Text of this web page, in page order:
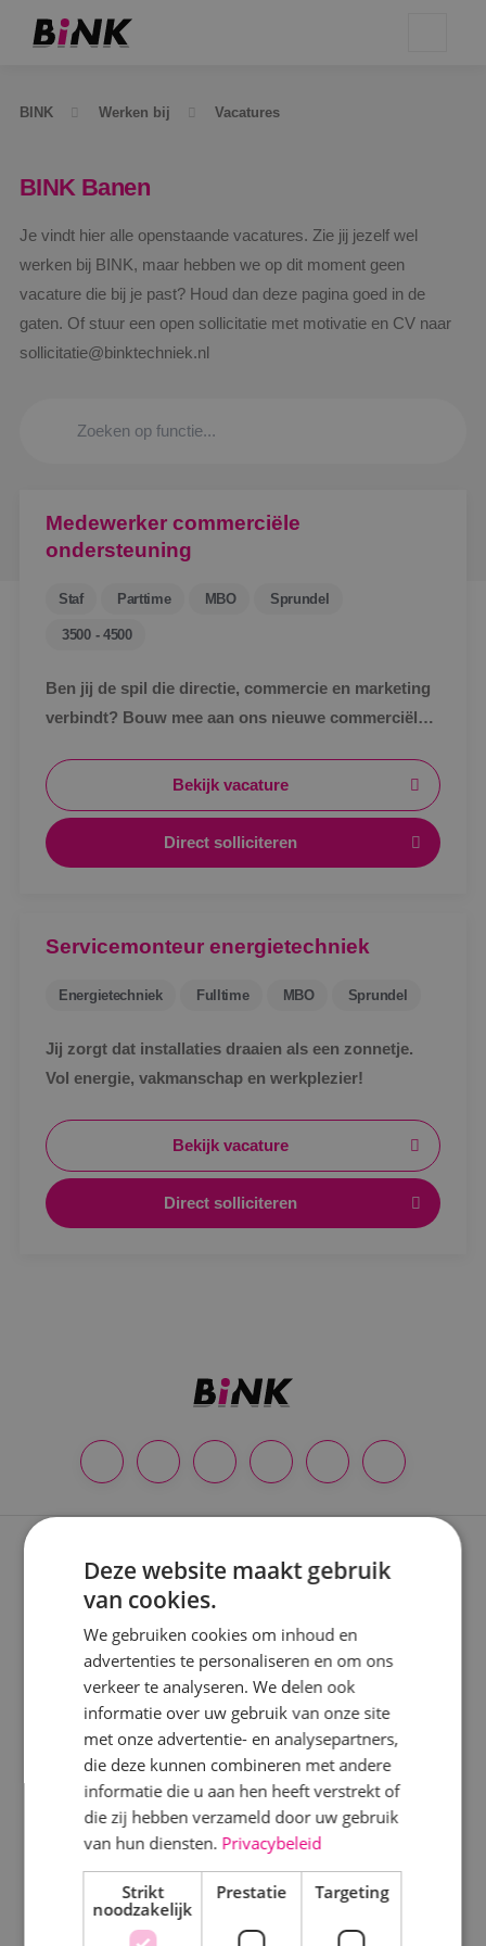
BINK Werken bij Vacatures
Locatie
Kaatsheuvel
Sprundel
Specialisme
Beveiligingstechniek
Elektrotechniek
Energietechniek
Staf
BINK Banen
Je vindt hier alle openstaande vacatures. Zie jij jezelf wel
werken bij BINK, maar hebben we op dit moment geen
vacature die bij je past? Houd dan deze pagina goed in de
gaten. Of stuur een open sollicitatie met motivatie en CV naar
sollicitatie@binktechniek.nl
Medewerker commerciële
ondersteuning
Staf Parttime MBO Sprundel
3500 - 4500
Ben jij de spil die directie, commercie en marketing
verbindt? Bouw mee aan ons nieuwe commerciële
BINK.&nbsp;
Bekijk vacature
Direct solliciteren
Servicemonteur energietechniek
Energietechniek Fulltime MBO Sprundel
Jij zorgt dat installaties draaien als een zonnetje.
Vol energie, vakmanschap en werkplezier!
Bekijk vacature
Direct solliciteren
Expertises
Nieuwbouwprojecten
Verbouwprojecten
Energieneutraal bouwen
Onderhoud
Keuringen
Disciplines
Elektrotechniek
Deze website maakt gebruik
van cookies.
We gebruiken cookies om inhoud en
advertenties te personaliseren en om ons
verkeer te analyseren. We delen ook
informatie over uw gebruik van onze site
met onze advertentie- en analysepartners,
die deze kunnen combineren met andere
informatie die u aan hen heeft verstrekt of
die zij hebben verzameld door uw gebruik
van hun diensten. Privacybeleid
Strikt
noodzakelijk
Prestatie Targeting